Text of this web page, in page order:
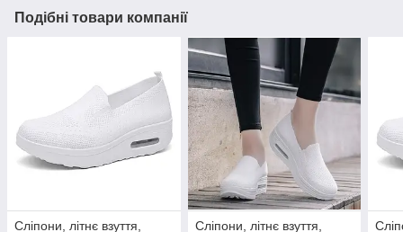
Подібні товари компанії
Сліпони, літнє взуття,
Сліпони, літнє взуття,